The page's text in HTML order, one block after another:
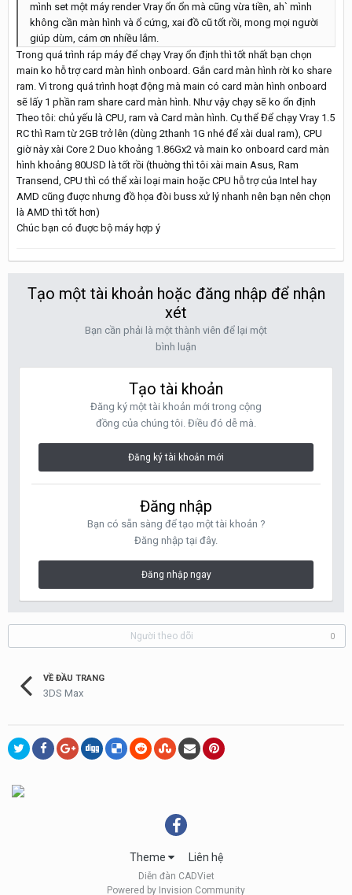
mình set một máy render Vray ổn ổn mà cũng vừa tiền, ah` mình
không cần màn hình và ổ cứng, xai đồ cũ tốt rồi, mong mọi người
giúp dùm, cám ơn nhiều lắm.
Trong quá trình ráp máy để chạy Vray ổn định thì tốt nhất bạn chọn
main ko hỗ trợ card màn hình onboard. Gắn card màn hình rời ko share
ram. Vì trong quá trình hoạt động mà main có card màn hình onboard
sẽ lấy 1 phần ram share card màn hình. Như vậy chạy sẽ ko ổn định
Theo tôi: chủ yếu là CPU, ram và Card màn hình. Cụ thể Để chạy Vray 1.5
RC thì Ram từ 2GB trở lên (dùng 2thanh 1G nhé để xài dual ram), CPU
giờ này xài Core 2 Duo khoảng 1.86Gx2 và main ko onboard card màn
hình khoảng 80USD là tốt rồi (thuờng thì tôi xài main Asus, Ram
Transend, CPU thì có thể xài loại main hoặc CPU hỗ trợ của Intel hay
AMD cũng đuợc nhưng đồ họa đòi buss xử lý nhanh nên bạn nên chọn
là AMD thì tốt hơn)
Chúc bạn có đuợc bộ máy hợp ý
Tạo một tài khoản hoặc đăng nhập để nhận
xét
Bạn cần phải là một thành viên để lại một
bình luận
Tạo tài khoản
Đăng ký một tài khoản mới trong cộng
đồng của chúng tôi. Điều đó dễ mà.
Đăng ký tài khoản mới
Đăng nhập
Bạn có sẵn sàng để tạo một tài khoản ?
Đăng nhập tại đây.
Đăng nhập ngay
Người theo dõi 0
VỀ ĐẦU TRANG
3DS Max
Theme Liên hệ
Diễn đàn CADViet
Powered by Invision Community